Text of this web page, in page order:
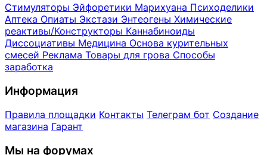
Стимуляторы Эйфоретики Марихуана Психоделики
Аптека Опиаты Экстази Энтеогены Химические
реактивы/Конструкторы Каннабиноиды
Диссоциативы Медицина Основа курительных
смесей Реклама Товары для грова Способы
заработка
Информация
Правила площадки Контакты Телеграм бот Создание
магазина Гарант
Мы на форумах